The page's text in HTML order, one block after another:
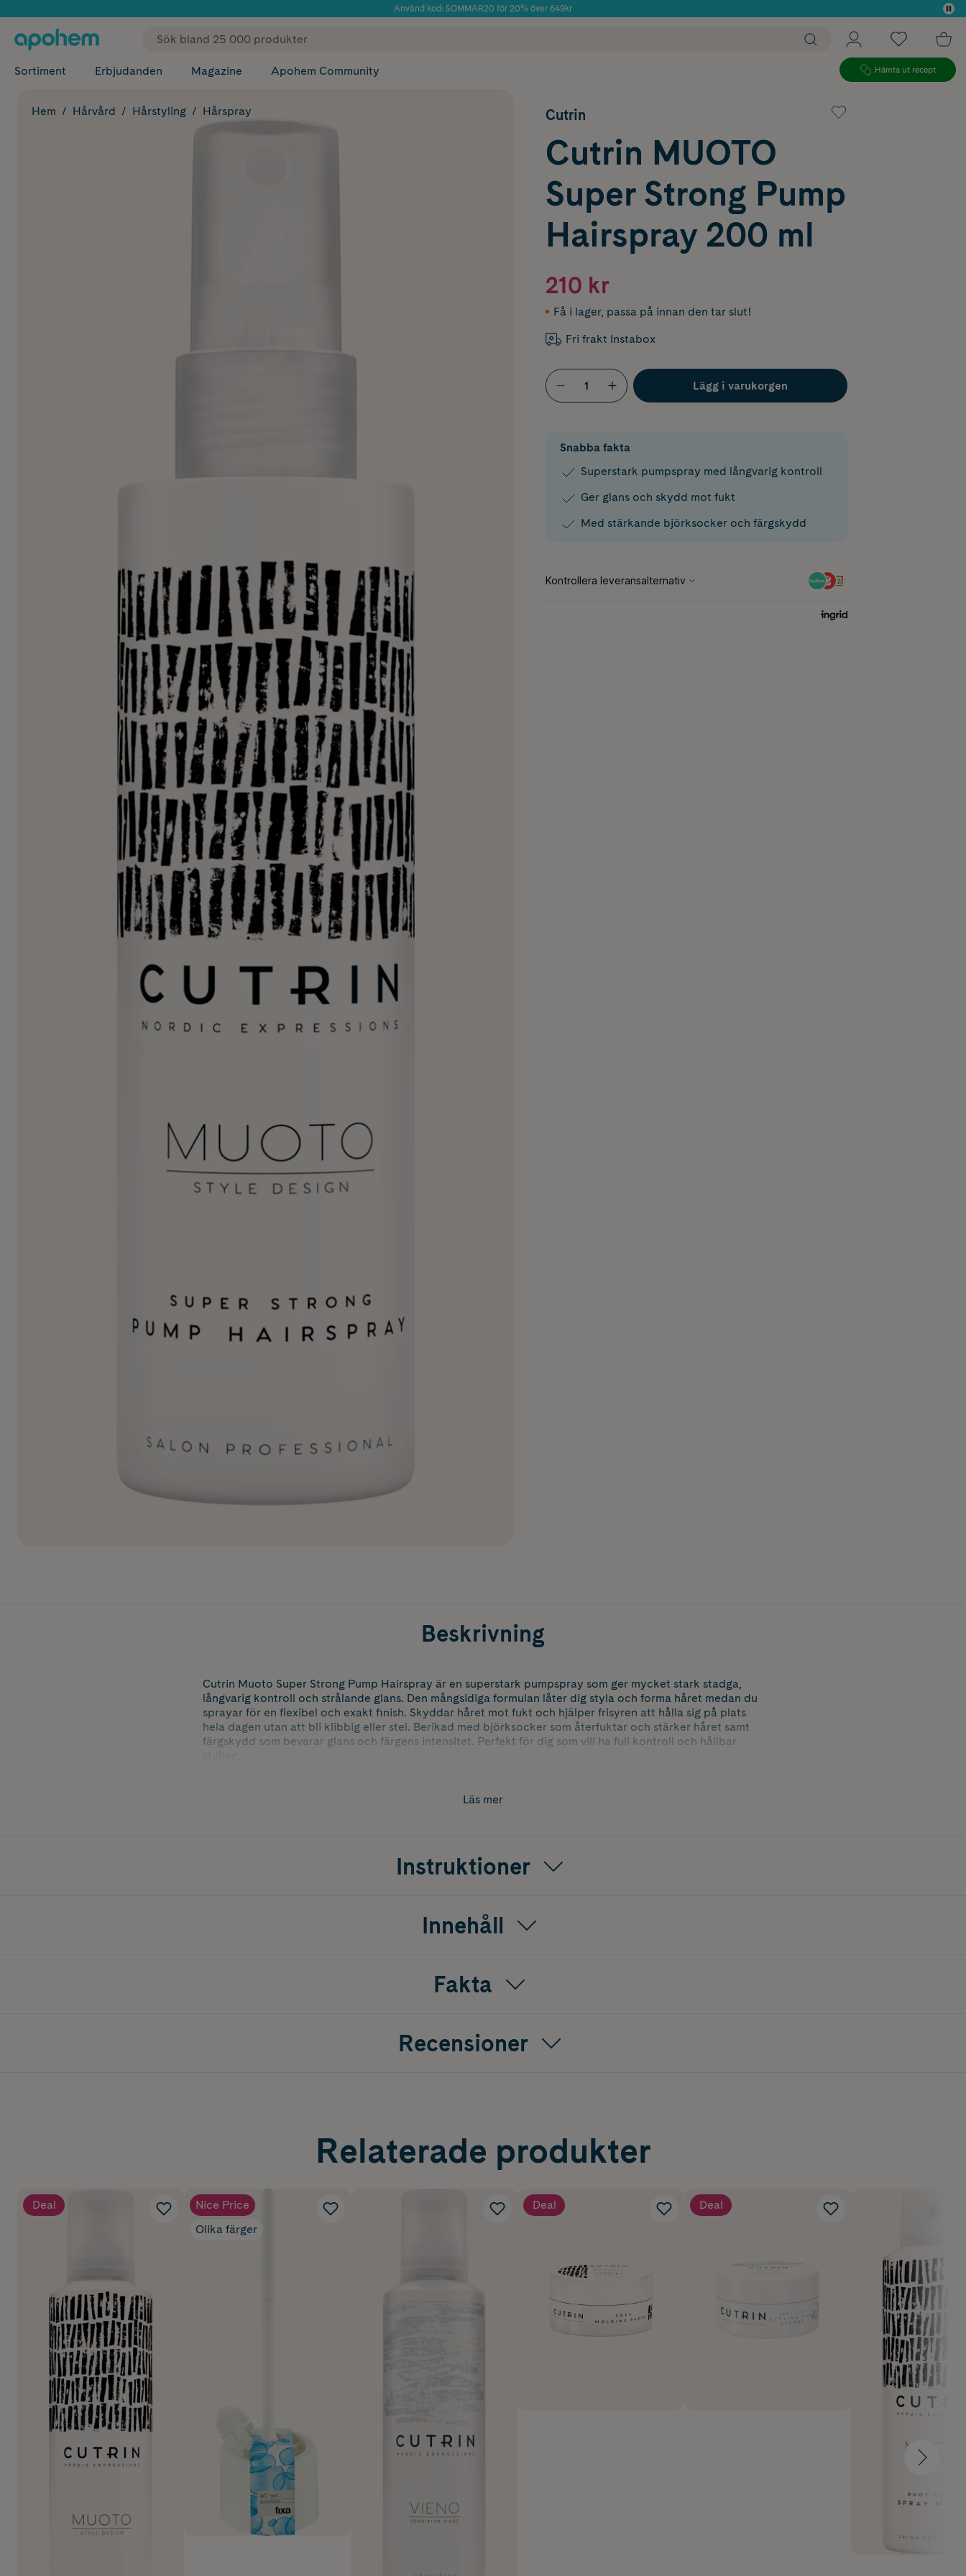
Använd kod: SOMMAR20 för 20% över 649kr
✓ Fri frakt
Sortiment Erbjudanden Magazine Apohem Community Hämta ut recept
Hem Hårvård Hårstyling Hårspray Cutrin
Cutrin MUOTO
Super Strong Pump
Hairspray 200 ml
210 kr
Få i lager, passa på innan den tar slut!
Fri frakt Instabox
Lägg i varukorgen
Snabba fakta
Superstark pumpspray med långvarig kontroll
Ger glans och skydd mot fukt
Med stärkande björksocker och färgskydd
Beskrivning
Cutrin Muoto Super Strong Pump Hairspray är en superstark pumpspray som ger mycket stark stadga,
långvarig kontroll och strålande glans. Den mångsidiga formulan låter dig styla och forma håret medan du
sprayar för en flexibel och exakt finish. Skyddar håret mot fukt och hjälper frisyren att hålla sig på plats
hela dagen utan att bli klibbig eller stel. Berikad med björksocker som återfuktar och stärker håret samt
färgskydd som bevarar glans och färgens intensitet. Perfekt för dig som vill ha full kontroll och hållbar
Läs mer
Instruktioner
Innehåll
Fakta
Recensioner
Relaterade produkter
Deal
Nice Price
Olika färger
Deal Deal